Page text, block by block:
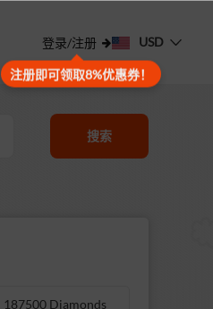
登录/注册
注册即可领取8%优惠券！
USD
搜索
187500 Diamonds